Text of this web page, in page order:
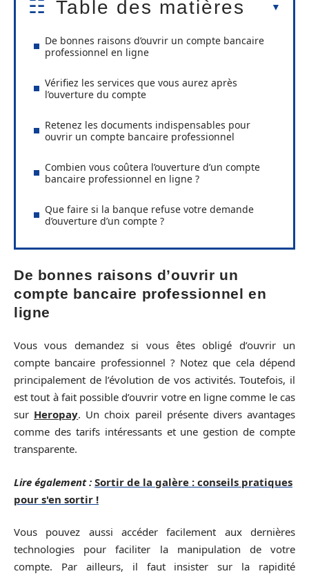
Table des matières
De bonnes raisons d’ouvrir un compte bancaire
professionnel en ligne
Vérifiez les services que vous aurez après
l’ouverture du compte
Retenez les documents indispensables pour
ouvrir un compte bancaire professionnel
Combien vous coûtera l’ouverture d’un compte
bancaire professionnel en ligne ?
Que faire si la banque refuse votre demande
d’ouverture d’un compte ?
De bonnes raisons d’ouvrir un
compte bancaire professionnel en
ligne
Vous vous demandez si vous êtes obligé d’ouvrir un
compte bancaire professionnel ? Notez que cela dépend
principalement de l’évolution de vos activités. Toutefois, il
est tout à fait possible d’ouvrir votre en ligne comme le cas
sur Heropay. Un choix pareil présente divers avantages
comme des tarifs intéressants et une gestion de compte
transparente.
Lire également : Sortir de la galère : conseils pratiques
pour s'en sortir !
Vous pouvez aussi accéder facilement aux dernières
technologies pour faciliter la manipulation de votre
compte. Par ailleurs, il faut insister sur la rapidité